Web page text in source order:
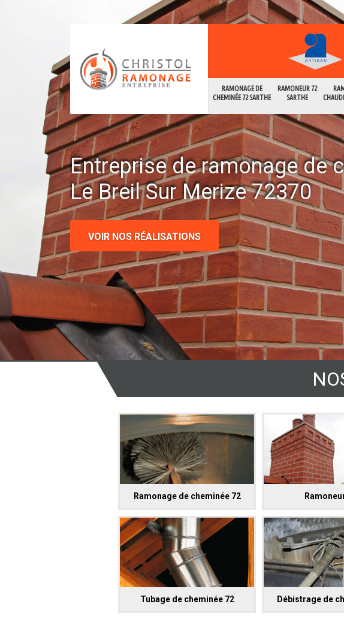
RAMONAGE DE
CHEMINÉE 72 SARTHE
RAMONEUR 72
SARTHE
Entreprise de ramonage de
Le Breil Sur Merize 72370
VOIR NOS RÉALISATIONS
Ramonage de cheminée 72
Tubage de cheminée 72 Débistrage de